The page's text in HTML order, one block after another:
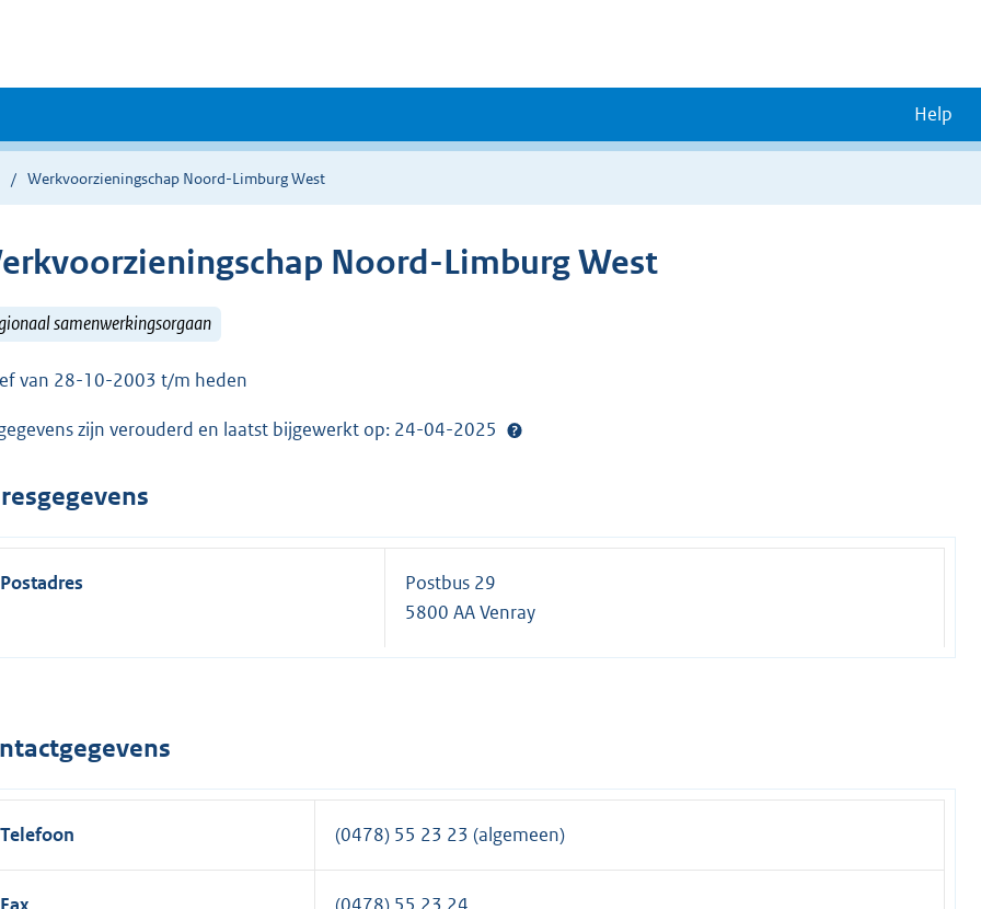
Help
Werkvoorzieningschap Noord-Limburg West
Noord-Limburg West
samenwerkingsorgaan
van 28-10-2003 t/m heden
zijn verouderd en laatst bijgewerkt op: 24-04-2025
Postadres
Postbus 29
5800 AA Venray
Telefoon (0478) 55 23 23 (algemeen)